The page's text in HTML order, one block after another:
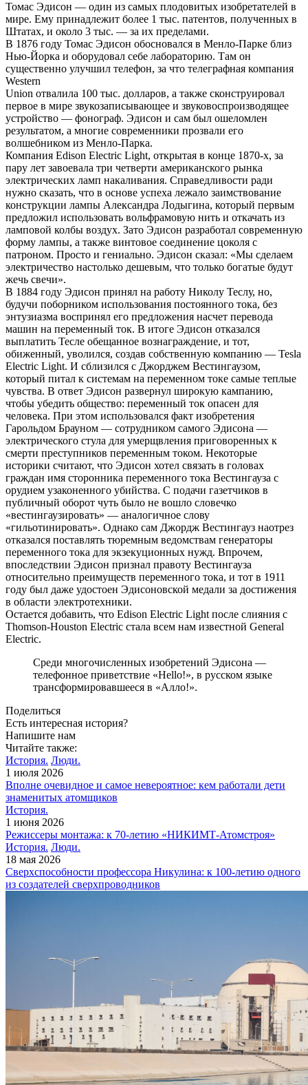
Томас Эдисон — один из самых плодовитых изобретателей в
мире. Ему принадлежит более 1 тыс. патентов, полученных в
Штатах, и около 3 тыс. — за их пределами.
В 1876 году Томас Эдисон обосновался в Менло-Парке близ
Нью-Йорка и оборудовал себе лабораторию. Там он
существенно улучшил телефон, за что телеграфная компания
Western
Union отвалила 100 тыс. долларов, а также сконструировал
первое в мире звукозаписывающее и звуковоспроизводящее
устройство — фонограф. Эдисон и сам был ошеломлен
результатом, а многие современники прозвали его
волшебником из Менло-Парка.
Компания Edison Electric Light, открытая в конце 1870‑х, за
пару лет завоевала три четверти американского рынка
электрических ламп накаливания. Справедливости ради
нужно сказать, что в основе успеха лежало заимствование
конструкции лампы Александра Лодыгина, который первым
предложил использовать вольфрамовую нить и откачать из
ламповой колбы воздух. Зато Эдисон разработал современную
форму лампы, а также винтовое соединение цоколя с
патроном. Просто и гениально. Эдисон сказал: «Мы сделаем
электричество настолько дешевым, что только богатые будут
жечь свечи».
В 1884 году Эдисон принял на работу Николу Теслу, но,
будучи поборником использования постоянного тока, без
энтузиазма воспринял его предложения насчет перевода
машин на переменный ток. В итоге Эдисон отказался
выплатить Тесле обещанное вознаграждение, и тот,
обиженный, уволился, создав собственную компанию — Tesla
Electric Light. И сблизился с Джорджем Вестингаузом,
который питал к системам на переменном токе самые теплые
чувства. В ответ Эдисон развернул широкую кампанию,
чтобы убедить общество: переменный ток опасен для
человека. При этом использовался факт изобретения
Гарольдом Брауном — сотрудником самого Эдисона —
электрического стула для умерщвления приговоренных к
смерти преступников переменным током. Некоторые
историки считают, что Эдисон хотел связать в головах
граждан имя сторонника переменного тока Вестингауза с
орудием узаконенного убийства. С подачи газетчиков в
публичный оборот чуть было не вошло словечко
«вестингаузировать» — аналогичное слову
«гильотинировать». Однако сам Джордж Вестингауз наотрез
отказался поставлять тюремным ведомствам генераторы
переменного тока для экзекуционных нужд. Впрочем,
впоследствии Эдисон признал правоту Вестингауза
относительно преимуществ переменного тока, и тот в 1911
году был даже удостоен Эдисоновской медали за достижения
в области электротехники.
Остается добавить, что Edison Electric Light после слияния с
Thomson-Houston Electric стала всем нам известной General
Electric.
Среди многочисленных изобретений Эдисона —
телефонное приветствие «Hello!», в русском языке
трансформировавшееся в «Алло!».
Поделиться
Есть интересная история?
Напишите нам
Читайте также:
История. Люди.
1 июля 2026
Вполне очевидное и самое невероятное: кем работали дети
знаменитых атомщиков
История.
1 июня 2026
Режиссеры монтажа: к 70-летию «НИКИМТ-Атомстроя»
История. Люди.
18 мая 2026
Сверхспособности профессора Никулина: к 100-летию одного
из создателей сверхпроводников